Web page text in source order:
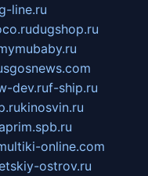
line.ru
dugshop.ru
dev.ruf-ship.ru
kinosvin.ru
online.com
ostrov.ru